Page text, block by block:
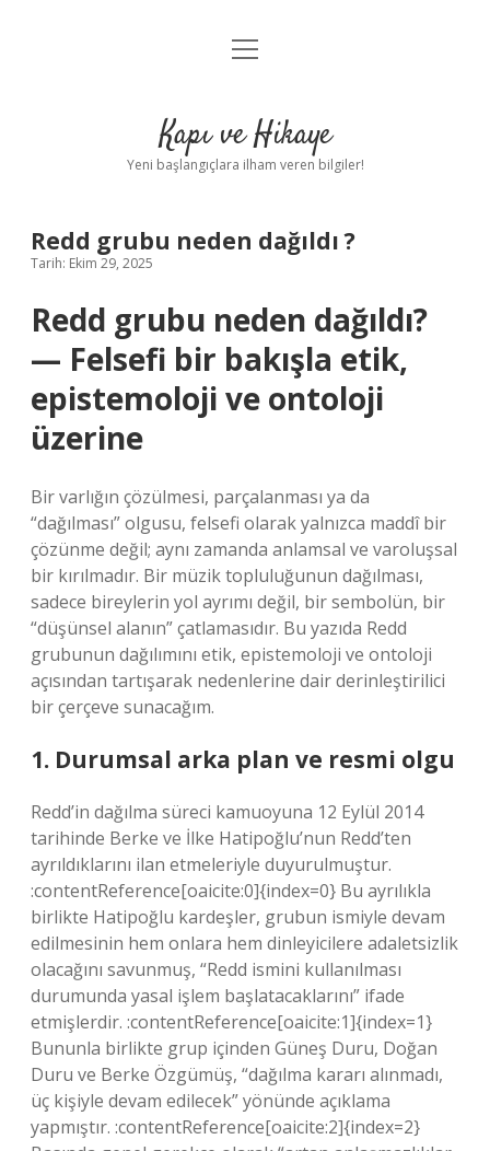
Anasayfa
Yasal Uyarı
menüyü
Kapı ve Hikaye
Yeni başlangıçlara ilham veren bilgiler!
Redd grubu neden dağıldı ?
Tarih: Ekim 29, 2025
Redd grubu neden dağıldı?
— Felsefi bir bakışla etik,
epistemoloji ve ontoloji
üzerine
Bir varlığın çözülmesi, parçalanması ya da
“dağılması” olgusu, felsefi olarak yalnızca maddî bir
çözünme değil; aynı zamanda anlamsal ve varoluşsal
bir kırılmadır. Bir müzik topluluğunun dağılması,
sadece bireylerin yol ayrımı değil, bir sembolün, bir
“düşünsel alanın” çatlamasıdır. Bu yazıda Redd
grubunun dağılımını etik, epistemoloji ve ontoloji
açısından tartışarak nedenlerine dair derinleştirilici
bir çerçeve sunacağım.
1. Durumsal arka plan ve resmi olgu
Redd’in dağılma süreci kamuoyuna 12 Eylül 2014
tarihinde Berke ve İlke Hatipoğlu’nun Redd’ten
ayrıldıklarını ilan etmeleriyle duyurulmuştur.
:contentReference[oaicite:0]{index=0} Bu ayrılıkla
birlikte Hatipoğlu kardeşler, grubun ismiyle devam
edilmesinin hem onlara hem dinleyicilere adaletsizlik
olacağını savunmuş, “Redd ismini kullanılması
durumunda yasal işlem başlatacaklarını” ifade
etmişlerdir. :contentReference[oaicite:1]{index=1}
Bununla birlikte grup içinden Güneş Duru, Doğan
Duru ve Berke Özgümüş, “dağılma kararı alınmadı,
üç kişiyle devam edilecek” yönünde açıklama
yapmıştır. :contentReference[oaicite:2]{index=2}